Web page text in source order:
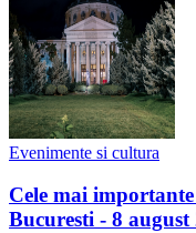
Evenimente si cultura
Cele mai
Bucuresti - 8 august